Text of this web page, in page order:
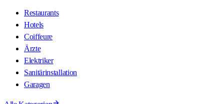
Restaurants
Hotels
Coiffeure
Ärzte
Elektriker
Sanitärinstallation
Garagen